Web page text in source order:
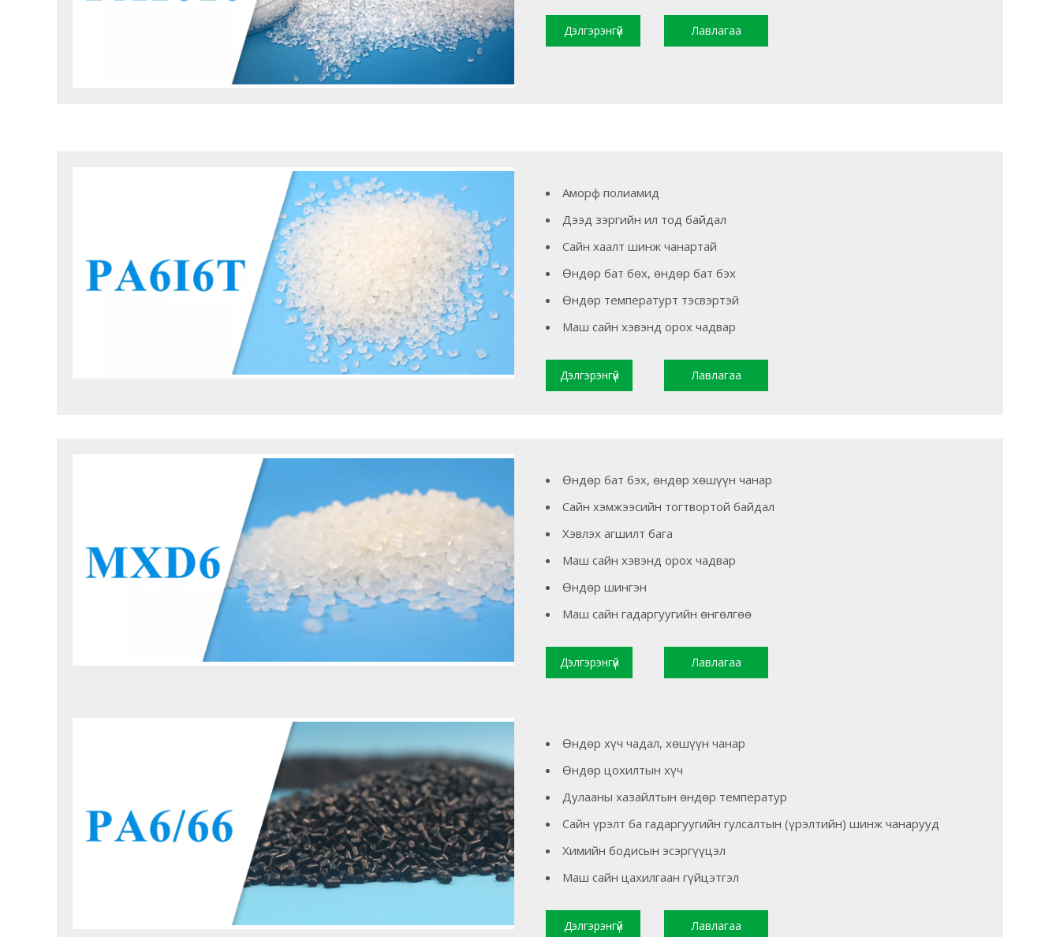
Дэлгэрэнгүй Лавлагаа
Аморф полиамид
Дээд зэргийн ил тод байдал
Сайн хаалт шинж чанартай
Өндөр бат бөх, өндөр бат бэх
Өндөр температурт тэсвэртэй
Маш сайн хэвэнд орох чадвар
Дэлгэрэнгүй Лавлагаа
Өндөр бат бэх, өндөр хөшүүн чанар
Сайн хэмжээсийн тогтвортой байдал
Хэвлэх агшилт бага
Маш сайн хэвэнд орох чадвар
Өндөр шингэн
Маш сайн гадаргуугийн өнгөлгөө
Дэлгэрэнгүй Лавлагаа
Өндөр хүч чадал, хөшүүн чанар
Өндөр цохилтын хүч
Дулааны хазайлтын өндөр температур
Сайн үрэлт ба гадаргуугийн гулсалтын (үрэлтийн) шинж чанарууд
Химийн бодисын эсэргүүцэл
Маш сайн цахилгаан гүйцэтгэл
Дэлгэрэнгүй Лавлагаа